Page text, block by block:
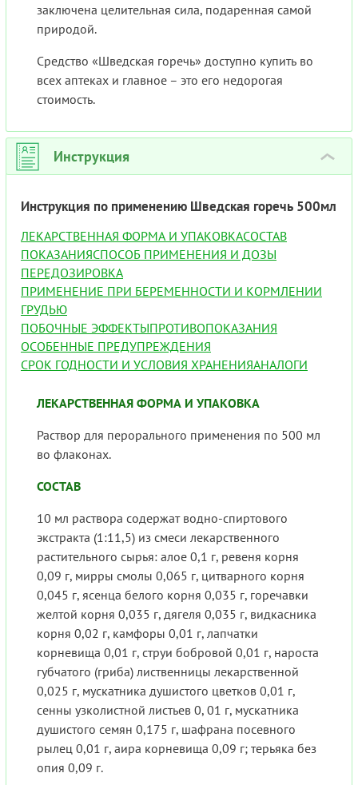
заключена целительная сила, подаренная самой
природой.
Средство «Шведская горечь» доступно купить во
всех аптеках и главное – это его недорогая
стоимость.
Инструкция ›
Инструкция по применению Шведская горечь 500мл
ЛЕКАРСТВЕННАЯ ФОРМА И УПАКОВКАСОСТАВ
ПОКАЗАНИЯСПОСОБ ПРИМЕНЕНИЯ И ДОЗЫ
ПЕРЕДОЗИРОВКА
ПРИМЕНЕНИЕ ПРИ БЕРЕМЕННОСТИ И КОРМЛЕНИИ
ГРУДЬЮ
ПОБОЧНЫЕ ЭФФЕКТЫПРОТИВОПОКАЗАНИЯ
ОСОБЕННЫЕ ПРЕДУПРЕЖДЕНИЯ
СРОК ГОДНОСТИ И УСЛОВИЯ ХРАНЕНИЯАНАЛОГИ
ЛЕКАРСТВЕННАЯ ФОРМА И УПАКОВКА
Раствор для перорального применения по 500 мл
во флаконах.
СОСТАВ
10 мл раствора содержат водно-спиртового
экстракта (1:11,5) из смеси лекарственного
растительного сырья: алое 0,1 г, ревеня корня
0,09 г, мирры смолы 0,065 г, цитварного корня
0,045 г, ясенца белого корня 0,035 г, горечавки
желтой корня 0,035 г, дягеля 0,035 г, видкасника
корня 0,02 г, камфоры 0,01 г, лапчатки
корневища 0,01 г, струи бобровой 0,01 г, нароста
губчатого (гриба) лиственницы лекарственной
0,025 г, мускатника душистого цветков 0,01 г,
сенны узколистной листьев 0, 01 г, мускатника
душистого семян 0,175 г, шафрана посевного
рылец 0,01 г, аира корневища 0,09 г; терьяка без
опия 0,09 г.